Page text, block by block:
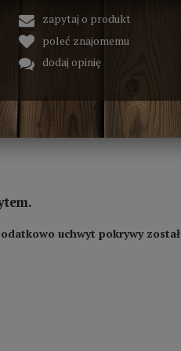
zapytaj o produkt
poleć znajomemu
dodaj opinię
uchwyt pokrywy został